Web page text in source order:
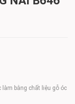
bằng chất liệu gỗ óc